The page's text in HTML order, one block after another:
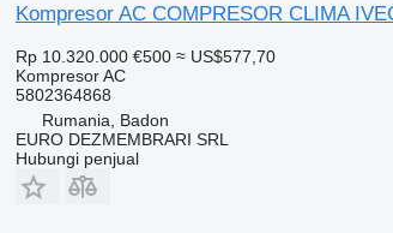
Kompresor AC COMPRESOR CLIMA
Rp 10.320.000 €500 ≈ US$577,70
Kompresor AC
5802364868
Rumania, Badon
EURO DEZMEMBRARI SRL
Hubungi penjual